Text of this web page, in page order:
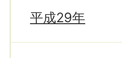
平成29年